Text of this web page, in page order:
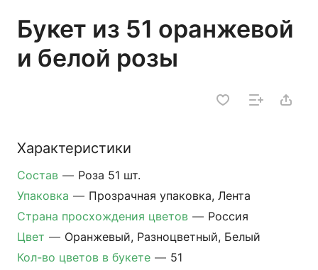
Букет из 51 оранжевой
и белой розы
Характеристики
Состав — Роза 51 шт.
Упаковка — Прозрачная упаковка, Лента
Страна просхождения цветов — Россия
Цвет — Оранжевый, Разноцветный, Белый
Кол-во цветов в букете — 51